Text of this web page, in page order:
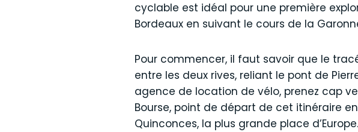
cyclable est idéal pour une première
Bordeaux en suivant le cours de la
Pour commencer, il faut savoir que le
entre les deux rives, reliant le pont de
agence de location de vélo, prenez cap
Bourse, point de départ de cet itinéraire
Quinconces, la plus grande place